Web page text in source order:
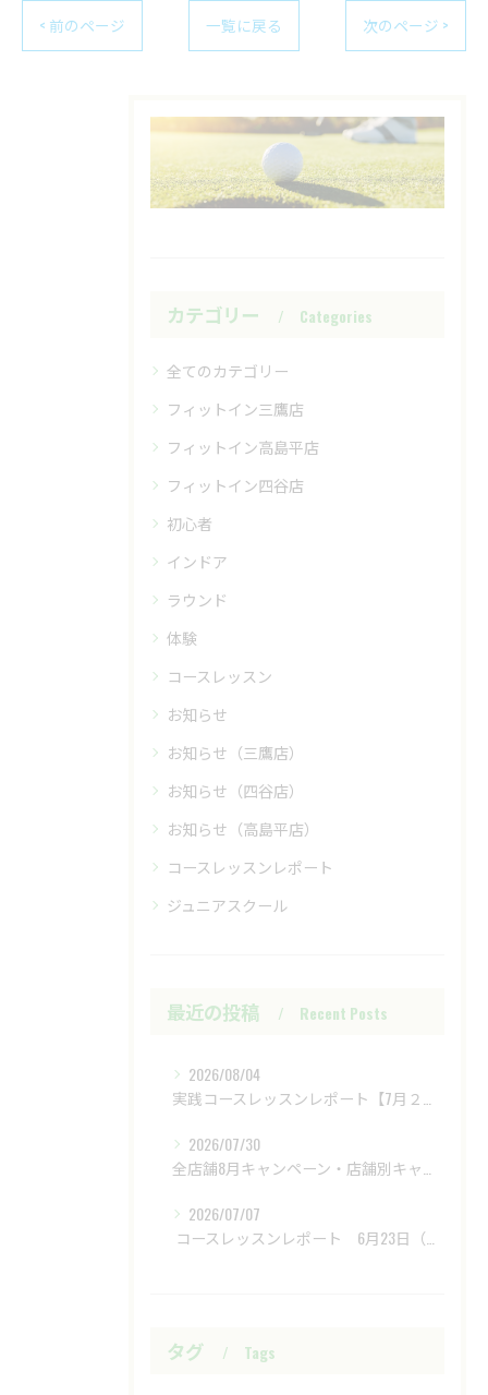
< 前のページ 一覧に戻る 次のページ >
カテゴリー Categories
全てのカテゴリー
フィットイン三鷹店
フィットイン高島平店
フィットイン四谷店
初心者
インドア
ラウンド
体験
コースレッスン
お知らせ
お知らせ（三鷹店）
お知らせ（四谷店）
お知らせ（高島平店）
コースレッスンレポート
ジュニアスクール
最近の投稿 Recent Posts
2026/08/04
2026/07/30
2026/07/07
タグ Tags